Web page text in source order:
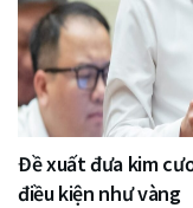
Đề xuất đưa kim
điều kiện như vàng